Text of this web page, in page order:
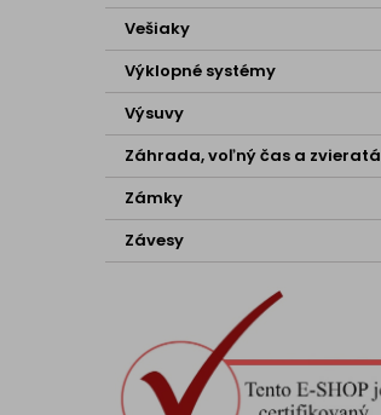
Vešiaky
Výklopné systémy
Výsuvy
Záhrada, voľný čas a zvieratá
Zámky
Závesy